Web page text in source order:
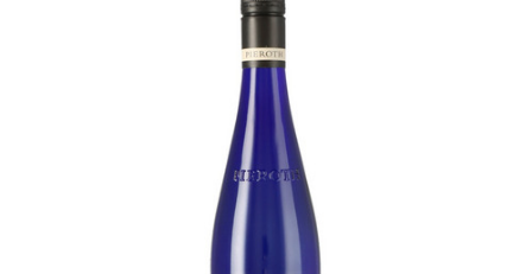
*本ヴィンテージが在庫切れの場合、在庫があり